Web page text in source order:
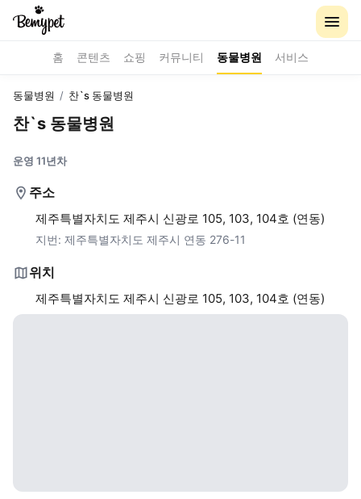
홈 콘텐츠 쇼핑 커뮤니티 동물병원 서비스
동물병원 / 찬`s 동물병원
찬`s 동물병원
운영 11년차
주소
제주특별자치도 제주시 신광로 105, 103, 104호 (연동)
지번: 제주특별자치도 제주시 연동 276-11
위치
제주특별자치도 제주시 신광로 105, 103, 104호 (연동)